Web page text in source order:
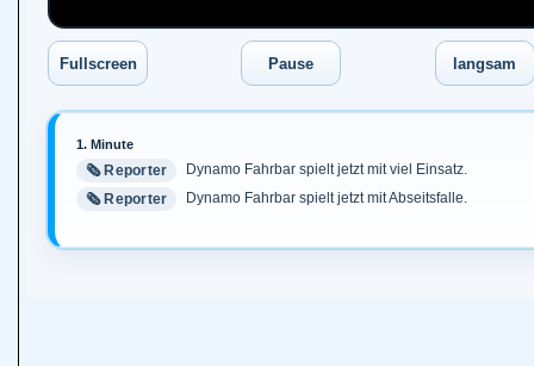
1. Minute
🗞️ Reporter
Dynamo Fahrbar spielt jetzt mit viel Einsatz.
🗞️ Reporter
Dynamo Fahrbar spielt jetzt mit Abseitsfalle.